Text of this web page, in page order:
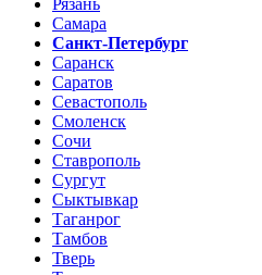
Самара
Санкт-Петербург
Саранск
Саратов
Севастополь
Смоленск
Сочи
Ставрополь
Сургут
Сыктывкар
Таганрог
Тамбов
Тверь